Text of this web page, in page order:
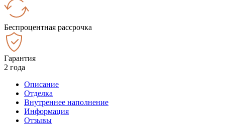
Беспроцентная рассрочка
Гарантия
2 года
Описание
Отделка
Внутреннее наполнение
Информация
Отзывы